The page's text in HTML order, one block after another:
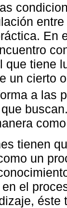
En
que tiene
un cierto
a las
tienen
un
el
éste